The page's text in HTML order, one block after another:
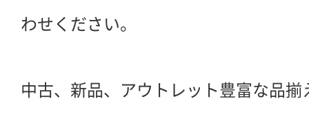
わせください。
中古、新品、アウトレット豊富な品揃